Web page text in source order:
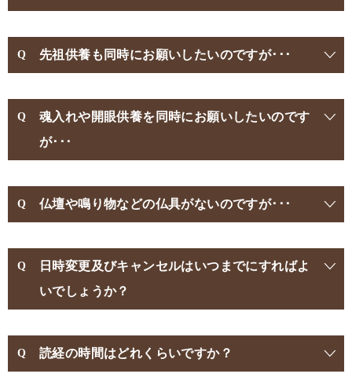
先祖供養も同時にお願いしたいのですが･･･
魂入れや開眼供養を同時にお願いしたいのです
が･･･
仏壇や鳴り物などの仏具がないのですが･･･
日時変更及びキャンセルはいつまでにすればよ
いでしょうか？
読経の時間はどれくらいですか？